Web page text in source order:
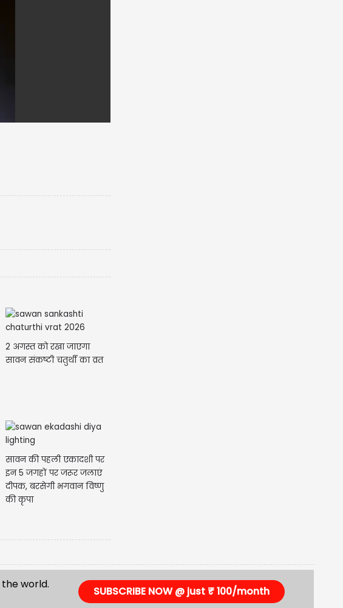
2 अगस्त को रखा जाएगा
सावन संकष्टी चतुर्थी का व्रत
सावन की पहली एकादशी पर
इन 5 जगहों पर जरूर जलाएं
दीपक, बरसेगी भगवान विष्णु
की कृपा
world.
SUBSCRIBE NOW @ just ₹ 100/month